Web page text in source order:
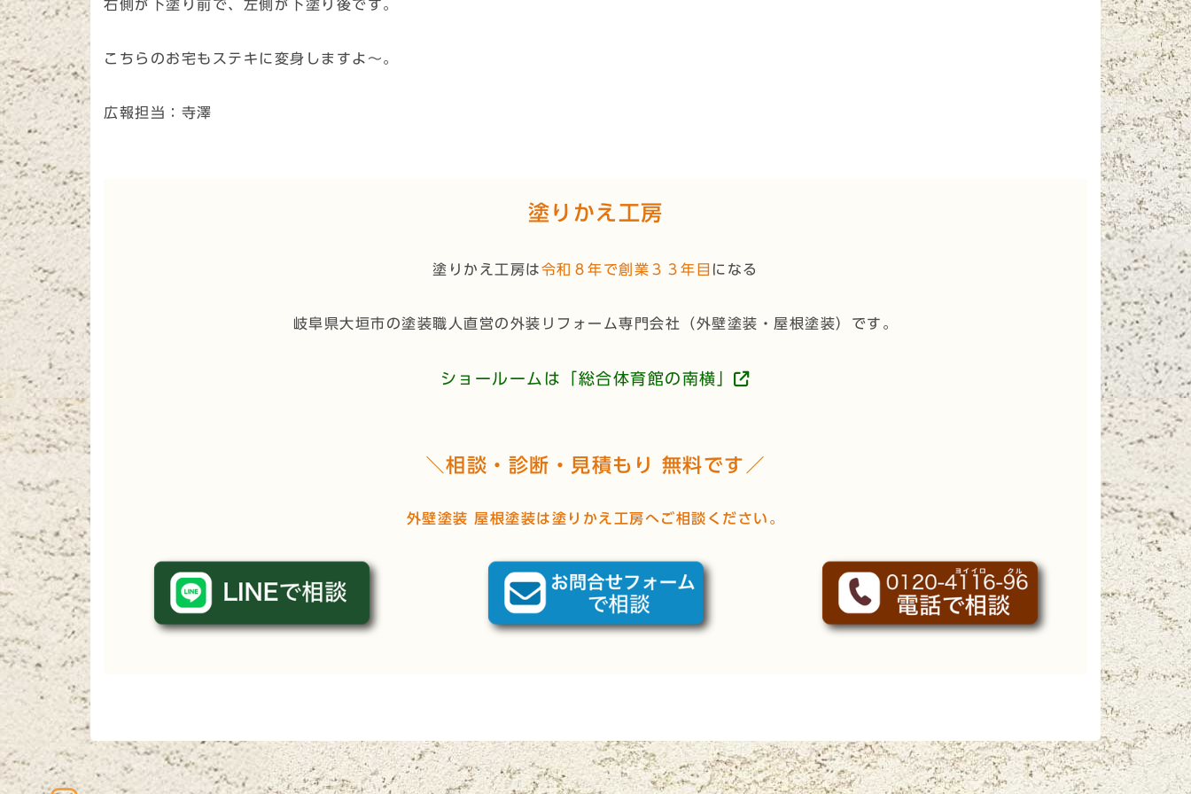
右側が下塗り前で、左側が下塗り後です。
こちらのお宅もステキに変身しますよ～。
広報担当：寺澤
塗りかえ工房
塗りかえ工房は令和８年で創業３３年目 になる
岐阜県大垣市の塗装職人直営の外装リフォーム専門会社（外壁塗装・屋根塗装）です。
ショールームは「総合体育館の南横」
＼相談・診断・見積もり 無料です／
外壁塗装 屋根塗装は塗りかえ工房へご相談ください。